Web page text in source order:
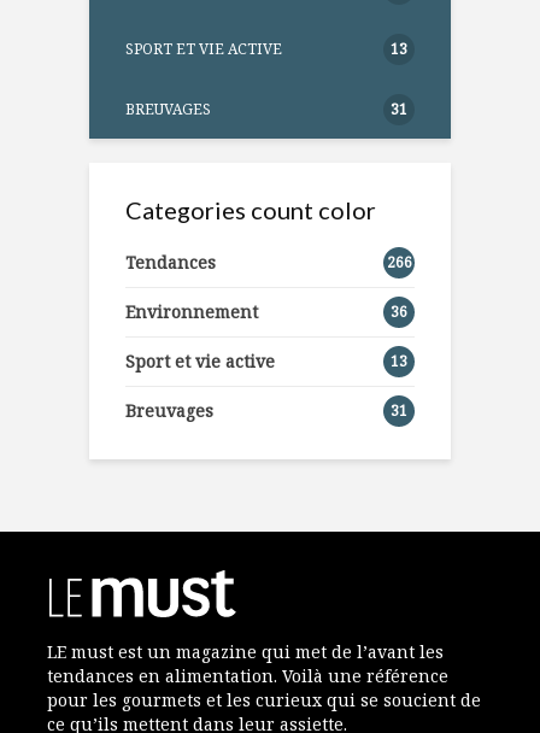
SPORT ET VIE ACTIVE 13
BREUVAGES 31
Categories count color
Tendances 266
Environnement 36
Sport et vie active 13
Breuvages 31
LE must est un magazine qui met de l’avant les
tendances en alimentation. Voilà une référence
pour les gourmets et les curieux qui se soucient de
ce qu’ils mettent dans leur assiette.